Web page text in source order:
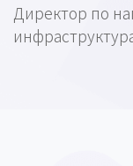
Директор по